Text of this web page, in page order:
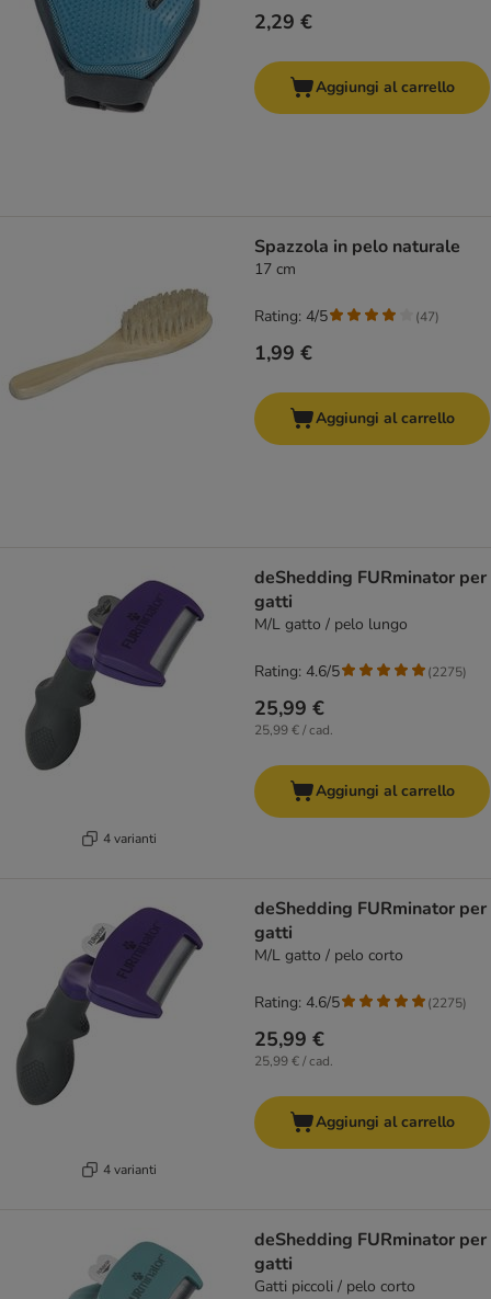
2,29 €
Aggiungi al carrello
Spazzola in pelo naturale
17 cm
1,99 €
Rating: 4/5 (47)
Aggiungi al carrello
4 varianti
deShedding FURminator per
gatti
M/L gatto / pelo lungo
25,99 €
25,99 € / cad.
Rating: 4.6/5 (2275)
Aggiungi al carrello
4 varianti
deShedding FURminator per
gatti
M/L gatto / pelo corto
25,99 €
25,99 € / cad.
Rating: 4.6/5 (2275)
Aggiungi al carrello
deShedding FURminator per
gatti
Gatti piccoli / pelo corto